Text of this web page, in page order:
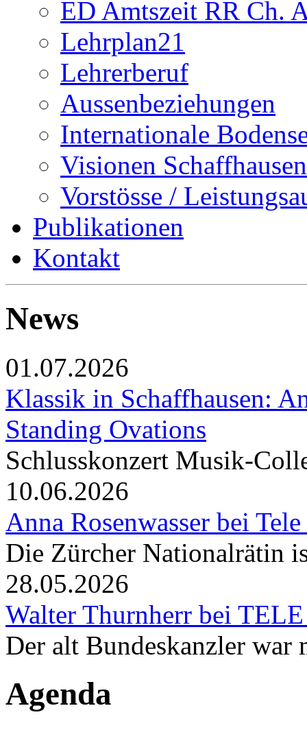
ED Amtszeit RR Ch.
Lehrplan21
Lehrerberuf
Aussenbeziehungen
Internationale
Visionen Schaffhausen
Vorstösse /
Publikationen
Kontakt
News
01.07.2026
Klassik in Schaffhausen:
Standing Ovations
Schlusskonzert Musik-
10.06.2026
Anna Rosenwasser bei
Die Zürcher Nationalrätin
28.05.2026
Walter Thurnherr bei
Der alt Bundeskanzler war
Agenda